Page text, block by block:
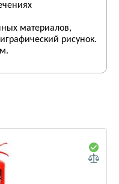
материалов,
рисунок.